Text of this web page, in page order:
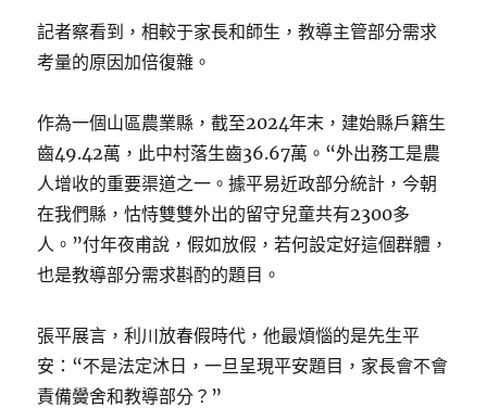
記者察看到，相較于家長和師生，教導主管部分需求
考量的原因加倍復雜。
作為一個山區農業縣，截至2024年末，建始縣戶籍生
齒49.42萬，此中村落生齒36.67萬。“外出務工是農
人增收的重要渠道之一。據平易近政部分統計，今朝
在我們縣，怙恃雙雙外出的留守兒童共有2300多
人。”付年夜甫說，假如放假，若何設定好這個群體，
也是教導部分需求斟酌的題目。
張平展言，利川放春假時代，他最煩惱的是先生平
安：“不是法定沐日，一旦呈現平安題目，家長會不會
責備黌舍和教導部分？”